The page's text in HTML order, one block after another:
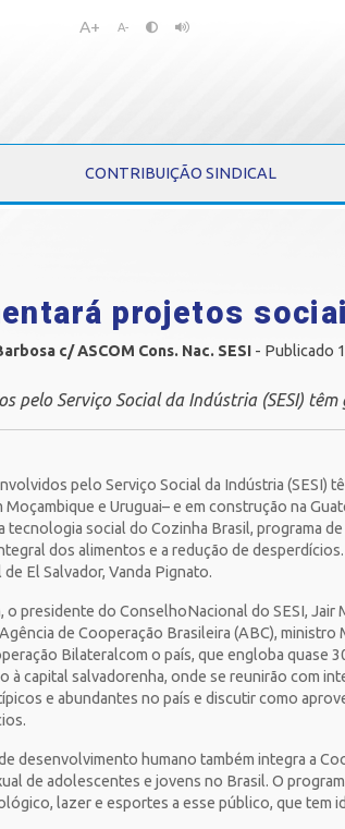
Pular
Pular
A+ A-
CONTRIBUIÇÃO SINDICAL
projetos
c/ ASCOM Cons. Nac. SESI - Publicado
pelo Serviço Social da Indústria (SESI)
pelo Serviço Social da Indústria (SESI)
e Uruguai– e em construção na
tecnologia social do Cozinha Brasil, programa
dos alimentos e a redução de
El Salvador, Vanda Pignato.
o presidente do ConselhoNacional do SESI,
de Cooperação Brasileira (ABC),
Bilateralcom o país, que engloba quase
à capital salvadorenha, onde se reunirão com
e abundantes no país e discutir como
desenvolvimento humano também integra a
de adolescentes e jovens no Brasil. O
lazer e esportes a esse público, que tem